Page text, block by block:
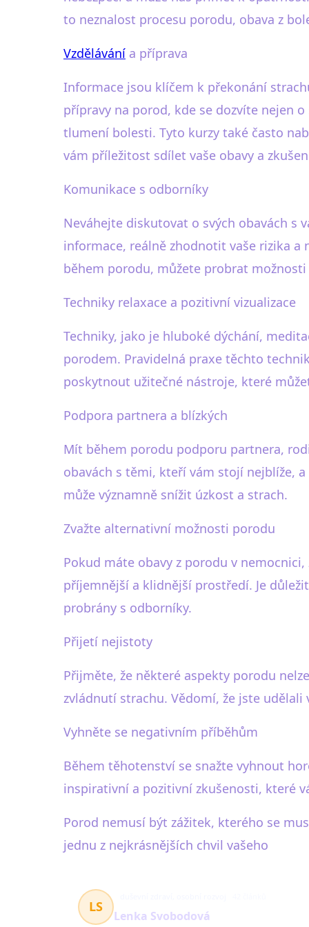
to neznalost procesu porodu, obava z
Vzdělávání a příprava
Informace jsou klíčem k překonání
přípravy na porod, kde se dozvíte nejen
tlumení bolesti. Tyto kurzy také často
vám příležitost sdílet vaše obavy a
Komunikace s odborníky
Neváhejte diskutovat o svých obavách
informace, reálně zhodnotit vaše rizika
během porodu, můžete probrat
Techniky relaxace a pozitivní vizualizace
Techniky, jako je hluboké dýchání,
porodem. Pravidelná praxe těchto
poskytnout užitečné nástroje, které
Podpora partnera a blízkých
Mít během porodu podporu partnera,
obavách s těmi, kteří vám stojí nejblíže,
může významně snížit úzkost a strach.
Zvažte alternativní možnosti porodu
Pokud máte obavy z porodu v
příjemnější a klidnější prostředí. Je
probrány s odborníky.
Přijetí nejistoty
Přijměte, že některé aspekty porodu
zvládnutí strachu. Vědomí, že jste
Vyhněte se negativním příběhům
Během těhotenství se snažte vyhnout
inspirativní a pozitivní zkušenosti, které
Porod nemusí být zážitek, kterého se
jednu z nejkrásnějších chvil vašeho
LS
Lenka Svobodová